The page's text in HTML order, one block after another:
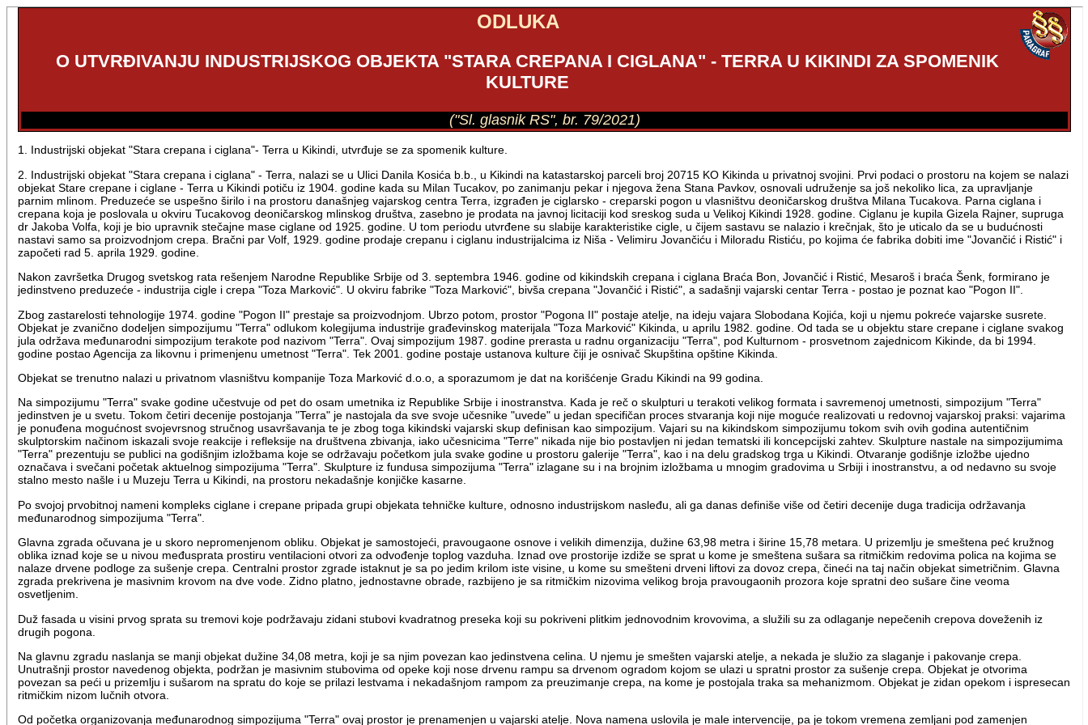
ODLUKA
O UTVRĐIVANJU INDUSTRIJSKOG OBJEKTA "STARA CREPANA I CIGLANA" - TERRA U KIKINDI ZA SPOMENIK
KULTURE
("Sl. glasnik RS", br. 79/2021)
1. Industrijski objekat "Stara crepana i ciglana"- Terra u Kikindi, utvrđuje se za spomenik kulture.
2. Industrijski objekat "Stara crepana i ciglana" - Terra, nalazi se u Ulici Danila Kosića b.b., u Kikindi na katastarskoj parceli broj 20715 KO Kikinda u privatnoj svojini. Prvi podaci o prostoru na kojem se nalazi
objekat Stare crepane i ciglane - Terra u Kikindi potiču iz 1904. godine kada su Milan Tucakov, po zanimanju pekar i njegova žena Stana Pavkov, osnovali udruženje sa još nekoliko lica, za upravljanje
parnim mlinom. Preduzeće se uspešno širilo i na prostoru današnjeg vajarskog centra Terra, izgrađen je ciglarsko - creparski pogon u vlasništvu deoničarskog društva Milana Tucakova. Parna ciglana i
crepana koja je poslovala u okviru Tucakovog deoničarskog mlinskog društva, zasebno je prodata na javnoj licitaciji kod sreskog suda u Velikoj Kikindi 1928. godine. Ciglanu je kupila Gizela Rajner, supruga
dr Jakoba Volfa, koji je bio upravnik stečajne mase ciglane od 1925. godine. U tom periodu utvrđene su slabije karakteristike cigle, u čijem sastavu se nalazio i krečnjak, što je uticalo da se u budućnosti
nastavi samo sa proizvodnjom crepa. Bračni par Volf, 1929. godine prodaje crepanu i ciglanu industrijalcima iz Niša - Velimiru Jovančiću i Miloradu Ristiću, po kojima će fabrika dobiti ime "Jovančić i Ristić" i
započeti rad 5. aprila 1929. godine.
Nakon završetka Drugog svetskog rata rešenjem Narodne Republike Srbije od 3. septembra 1946. godine od kikindskih crepana i ciglana Braća Bon, Jovančić i Ristić, Mesaroš i braća Šenk, formirano je
jedinstveno preduzeće - industrija cigle i crepa "Toza Marković". U okviru fabrike "Toza Marković", bivša crepana "Jovančić i Ristić", a sadašnji vajarski centar Terra - postao je poznat kao "Pogon II".
Zbog zastarelosti tehnologije 1974. godine "Pogon II" prestaje sa proizvodnjom. Ubrzo potom, prostor "Pogona II" postaje atelje, na ideju vajara Slobodana Kojića, koji u njemu pokreće vajarske susrete.
Objekat je zvanično dodeljen simpozijumu "Terra" odlukom kolegijuma industrije građevinskog materijala "Toza Marković" Kikinda, u aprilu 1982. godine. Od tada se u objektu stare crepane i ciglane svakog
jula održava međunarodni simpozijum terakote pod nazivom "Terra". Ovaj simpozijum 1987. godine prerasta u radnu organizaciju "Terra", pod Kulturnom - prosvetnom zajednicom Kikinde, da bi 1994.
godine postao Agencija za likovnu i primenjenu umetnost "Terra". Tek 2001. godine postaje ustanova kulture čiji je osnivač Skupština opštine Kikinda.
Objekat se trenutno nalazi u privatnom vlasništvu kompanije Toza Marković d.o.o, a sporazumom je dat na korišćenje Gradu Kikindi na 99 godina.
Na simpozijumu "Terra" svake godine učestvuje od pet do osam umetnika iz Republike Srbije i inostranstva. Kada je reč o skulpturi u terakoti velikog formata i savremenoj umetnosti, simpozijum "Terra"
jedinstven je u svetu. Tokom četiri decenije postojanja "Terra" je nastojala da sve svoje učesnike "uvede" u jedan specifičan proces stvaranja koji nije moguće realizovati u redovnoj vajarskoj praksi: vajarima
je ponuđena mogućnost svojevrsnog stručnog usavršavanja te je zbog toga kikindski vajarski skup definisan kao simpozijum. Vajari su na kikindskom simpozijumu tokom svih ovih godina autentičnim
skulptorskim načinom iskazali svoje reakcije i refleksije na društvena zbivanja, iako učesnicima "Terre" nikada nije bio postavljen ni jedan tematski ili koncepcijski zahtev. Skulpture nastale na simpozijumima
"Terra" prezentuju se publici na godišnjim izložbama koje se održavaju početkom jula svake godine u prostoru galerije "Terra", kao i na delu gradskog trga u Kikindi. Otvaranje godišnje izložbe ujedno
označava i svečani početak aktuelnog simpozijuma "Terra". Skulpture iz fundusa simpozijuma "Terra" izlagane su i na brojnim izložbama u mnogim gradovima u Srbiji i inostranstvu, a od nedavno su svoje
stalno mesto našle i u Muzeju Terra u Kikindi, na prostoru nekadašnje konjičke kasarne.
Po svojoj prvobitnoj nameni kompleks ciglane i crepane pripada grupi objekata tehničke kulture, odnosno industrijskom nasleđu, ali ga danas definiše više od četiri decenije duga tradicija održavanja
međunarodnog simpozijuma "Terra".
Glavna zgrada očuvana je u skoro nepromenjenom obliku. Objekat je samostojeći, pravougaone osnove i velikih dimenzija, dužine 63,98 metra i širine 15,78 metara. U prizemlju je smeštena peć kružnog
oblika iznad koje se u nivou međusprata prostiru ventilacioni otvori za odvođenje toplog vazduha. Iznad ove prostorije izdiže se sprat u kome je smeštena sušara sa ritmičkim redovima polica na kojima se
nalaze drvene podloge za sušenje crepa. Centralni prostor zgrade istaknut je sa po jedim krilom iste visine, u kome su smešteni drveni liftovi za dovoz crepa, čineći na taj način objekat simetričnim. Glavna
zgrada prekrivena je masivnim krovom na dve vode. Zidno platno, jednostavne obrade, razbijeno je sa ritmičkim nizovima velikog broja pravougaonih prozora koje spratni deo sušare čine veoma
osvetljenim.
Duž fasada u visini prvog sprata su tremovi koje podržavaju zidani stubovi kvadratnog preseka koji su pokriveni plitkim jednovodnim krovovima, a služili su za odlaganje nepečenih crepova doveženih iz
drugih pogona.
Na glavnu zgradu naslanja se manji objekat dužine 34,08 metra, koji je sa njim povezan kao jedinstvena celina. U njemu je smešten vajarski atelje, a nekada je služio za slaganje i pakovanje crepa.
Unutrašnji prostor navedenog objekta, podržan je masivnim stubovima od opeke koji nose drvenu rampu sa drvenom ogradom kojom se ulazi u spratni prostor za sušenje crepa. Objekat je otvorima
povezan sa peći u prizemlju i sušarom na spratu do koje se prilazi lestvama i nekadašnjom rampom za preuzimanje crepa, na kome je postojala traka sa mehanizmom. Objekat je zidan opekom i ispresecan
ritmičkim nizom lučnih otvora.
Od početka organizovanja međunarodnog simpozijuma "Terra" ovaj prostor je prenamenjen u vajarski atelje. Nova namena uslovila je male intervencije, pa je tokom vremena zemljani pod zamenjen